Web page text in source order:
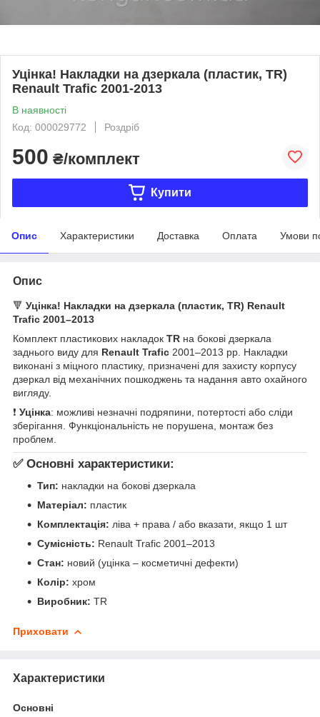
Уцінка! Накладки на дзеркала (пластик, TR)
Renault Trafic 2001-2013
В наявності
Код: 000029772
Роздріб
500 ₴/комплект
Купити
Опис Характеристики Доставка Оплата Умови
Опис
🔻 Уцінка! Накладки на дзеркала (пластик, TR) Renault
Trafic 2001–2013
Комплект пластикових накладок TR на бокові дзеркала
заднього виду для Renault Trafic 2001–2013 рр. Накладки
виконані з міцного пластику, призначені для захисту корпусу
дзеркал від механічних пошкоджень та надання авто охайного
вигляду.
❗ Уцінка: можливі незначні подряпини, потертості або сліди
зберігання. Функціональність не порушена, монтаж без
проблем.
✅ Основні характеристики:
Тип: накладки на бокові дзеркала
Матеріал: пластик
Комплектація: ліва + права / або вказати, якщо 1 шт
Сумісність: Renault Trafic 2001–2013
Стан: новий (уцінка – косметичні дефекти)
Колір: хром
Виробник: TR
Приховати
Характеристики
Основні